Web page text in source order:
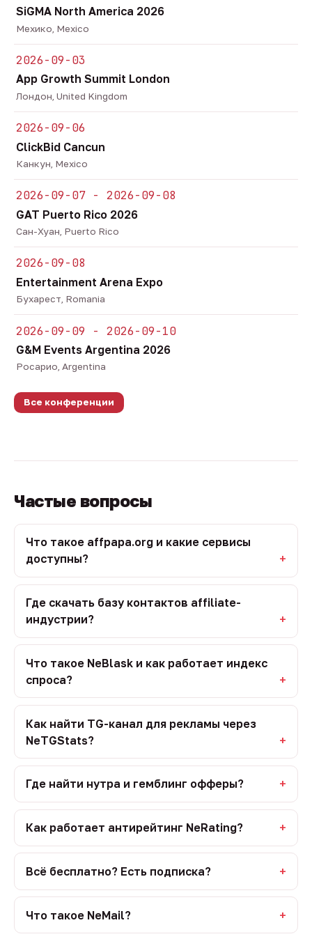
SiGMA North America 2026
Мехико, Mexico
2026-09-03
App Growth Summit London
Лондон, United Kingdom
2026-09-06
ClickBid Cancun
Канкун, Mexico
2026-09-07 - 2026-09-08
GAT Puerto Rico 2026
Сан-Хуан, Puerto Rico
2026-09-08
Entertainment Arena Expo
Бухарест, Romania
2026-09-09 - 2026-09-10
G&M Events Argentina 2026
Росарио, Argentina
Все конференции
Частые вопросы
Что такое affpapa.org и какие сервисы
доступны?
Где скачать базу контактов affiliate-
индустрии?
Что такое NeBlask и как работает индекс
спроса?
Как найти TG-канал для рекламы через
NeTGStats?
Где найти нутра и гемблинг офферы?
Как работает антирейтинг NeRating?
Всё бесплатно? Есть подписка?
Что такое NeMail?